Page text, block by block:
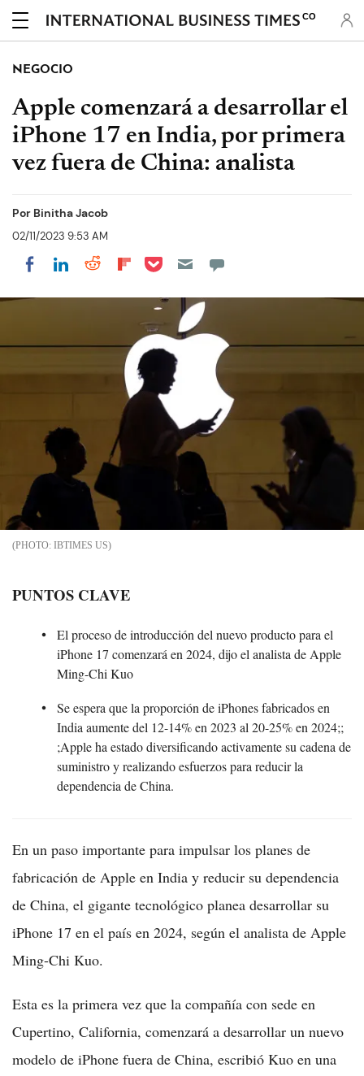
CO
NEGOCIO
Apple comenzará a desarrollar el
iPhone 17 en India, por primera
vez fuera de China: analista
Por Binitha Jacob
02/11/2023 9:53 AM
Share on Facebook
Share on LinkedIn
Share on Reddit
Share on Flipboard
Share on Pocket
IBTIMES US
PUNTOS CLAVE
El proceso de introducción del nuevo producto para el
iPhone 17 comenzará en 2024, dijo el analista de Apple
Ming-Chi Kuo
Se espera que la proporción de iPhones fabricados en
India aumente del 12-14% en 2023 al 20-25% en 2024;;
;Apple ha estado diversificando activamente su cadena de
suministro y realizando esfuerzos para reducir la
dependencia de China.
En un paso importante para impulsar los planes de
fabricación de Apple en India y reducir su dependencia
de China, el gigante tecnológico planea desarrollar su
iPhone 17 en el país en 2024, según el analista de Apple
Ming-Chi Kuo.
Esta es la primera vez que la compañía con sede en
Cupertino, California, comenzará a desarrollar un nuevo
modelo de iPhone fuera de China, escribió Kuo en una